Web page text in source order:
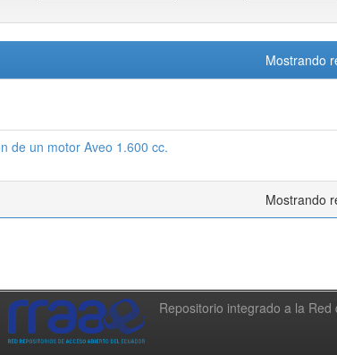
Mostrando
de un motor Aveo 1.600 cc.
Mostrando
Repositorio integrado a la